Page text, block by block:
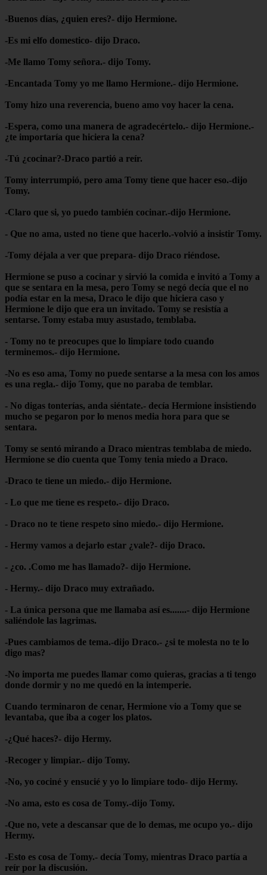
-Buenos días, ¿quien eres?- dijo Hermione.
-Es mi elfo domestico- dijo Draco.
-Me llamo Tomy señora.- dijo Tomy.
-Encantada Tomy yo me llamo Hermione.- dijo Hermione.
Tomy hizo una reverencia, bueno amo voy hacer la cena.
-Espera, como una manera de agradecértelo.- dijo Hermione.-
¿te importaría que hiciera la cena?
-Tú ¿cocinar?-Draco partió a reír.
Tomy interrumpió, pero ama Tomy tiene que hacer eso.-dijo
Tomy.
-Claro que si, yo puedo también cocinar.-dijo Hermione.
- Que no ama, usted no tiene que hacerlo.-volvió a insistir Tomy.
-Tomy déjala a ver que prepara- dijo Draco riéndose.
Hermione se puso a cocinar y sirvió la comida e invitó a Tomy a
que se sentara en la mesa, pero Tomy se negó decía que el no
podía estar en la mesa, Draco le dijo que hiciera caso y
Hermione le dijo que era un invitado. Tomy se resistía a
sentarse. Tomy estaba muy asustado, temblaba.
- Tomy no te preocupes que lo limpiare todo cuando
terminemos.- dijo Hermione.
-No es eso ama, Tomy no puede sentarse a la mesa con los amos
es una regla.- dijo Tomy, que no paraba de temblar.
- No digas tonterías, anda siéntate.- decía Hermione insistiendo
mucho se pegaron por lo menos media hora para que se
sentara.
Tomy se sentó mirando a Draco mientras temblaba de miedo.
Hermione se dio cuenta que Tomy tenia miedo a Draco.
-Draco te tiene un miedo.- dijo Hermione.
- Lo que me tiene es respeto.- dijo Draco.
- Draco no te tiene respeto sino miedo.- dijo Hermione.
- Hermy vamos a dejarlo estar ¿vale?- dijo Draco.
- ¿co. .Como me has llamado?- dijo Hermione.
- Hermy.- dijo Draco muy extrañado.
- La única persona que me llamaba así es.......- dijo Hermione
saliéndole las lagrimas.
-Pues cambiamos de tema.-dijo Draco.- ¿si te molesta no te lo
digo mas?
-No importa me puedes llamar como quieras, gracias a ti tengo
donde dormir y no me quedó en la intemperie.
Cuando terminaron de cenar, Hermione vio a Tomy que se
levantaba, que iba a coger los platos.
-¿Qué haces?- dijo Hermy.
-Recoger y limpiar.- dijo Tomy.
-No, yo cociné y ensucié y yo lo limpiare todo- dijo Hermy.
-No ama, esto es cosa de Tomy.-dijo Tomy.
-Que no, vete a descansar que de lo demas, me ocupo yo.- dijo
Hermy.
-Esto es cosa de Tomy.- decía Tomy, mientras Draco partía a
reír por la discusión.